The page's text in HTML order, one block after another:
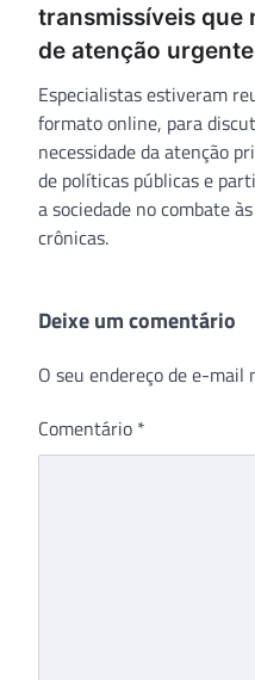
transmissíveis que
de atenção urgente
Especialistas estiveram
formato online, para
necessidade da atenção
de políticas públicas e
a sociedade no combate
crônicas.
Deixe um comentário
O seu endereço de e-mail
Comentário *